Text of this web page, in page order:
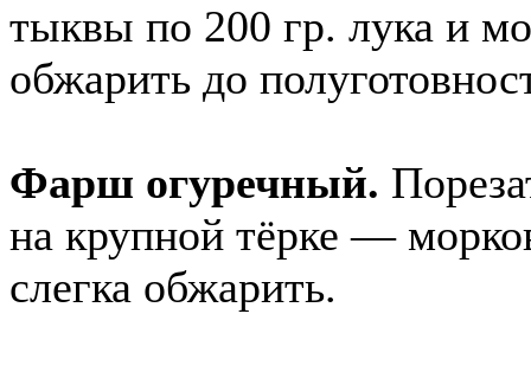
тыквы по 200 гр. лука и
обжарить до
Фарш огуречный.
на крупной тёрке —
слегка обжарить.